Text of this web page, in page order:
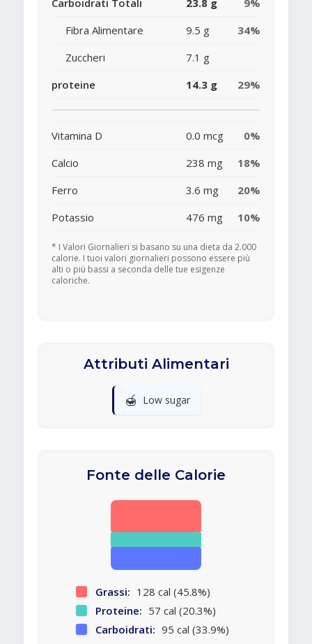
Carboidrati Totali 23.8 g
9%
Fibra Alimentare
9.5 g
34%
Zuccheri
7.1 g
proteine
14.3 g 29%
Vitamina D 0.0 mcg
0%
Calcio
238 mg
18%
Ferro
3.6 mg
20%
Potassio
476 mg 10%
* I Valori Giornalieri si basano su una dieta da 2.000
calorie. I tuoi valori giornalieri possono essere più
alti o più bassi a seconda delle tue esigenze
caloriche.
Attributi Alimentari
🍯 Low sugar
Fonte delle Calorie
Grassi: 128 cal (45.8%)
Proteine: 57 cal (20.3%)
Carboidrati: 95 cal (33.9%)